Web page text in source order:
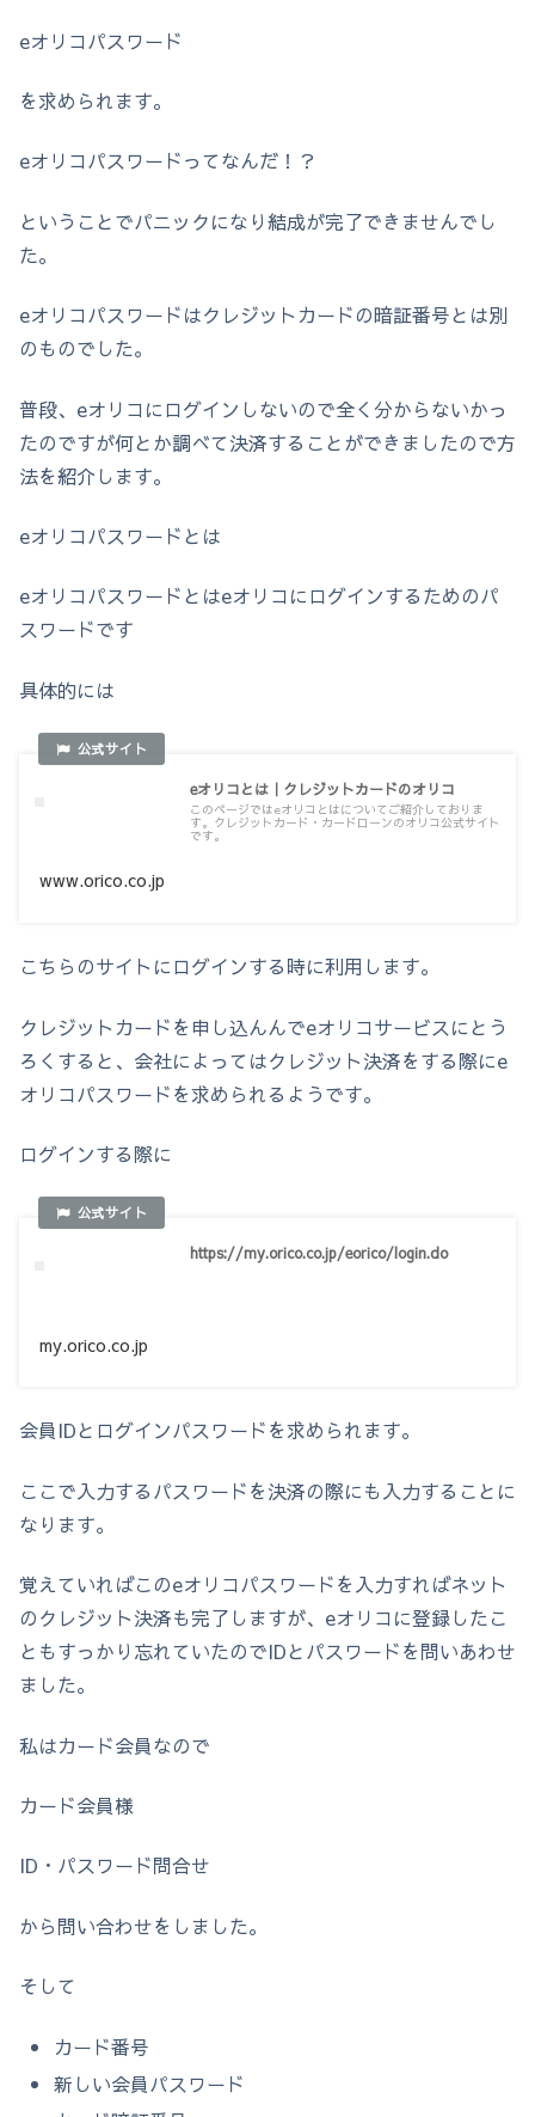
eオリコパスワード
を求められます。
eオリコパスワードってなんだ！？
ということでパニックになり結成が完了できませんでし
た。
eオリコパスワードはクレジットカードの暗証番号とは別
のものでした。
普段、eオリコにログインしないので全く分からないかっ
たのですが何とか調べて決済することができましたので方
法を紹介します。
eオリコパスワードとは
eオリコパスワードとはeオリコにログインするためのパ
スワードです
具体的には
eオリコとは｜クレジットカードのオリコ
このページではeオリコとはについてご紹介しておりま
す。クレジットカード・カードローンのオリコ公式サイト
です。
www.orico.co.jp
こちらのサイトにログインする時に利用します。
クレジットカードを申し込んんでeオリコサービスにとう
ろくすると、会社によってはクレジット決済をする際にe
オリコパスワードを求められるようです。
ログインする際に
https://my.orico.co.jp/eorico/login.do
my.orico.co.jp
会員IDとログインパスワードを求められます。
ここで入力するパスワードを決済の際にも入力することに
なります。
覚えていればこのeオリコパスワードを入力すればネット
のクレジット決済も完了しますが、eオリコに登録したこ
ともすっかり忘れていたのでIDとパスワードを問いあわせ
ました。
私はカード会員なので
カード会員様
ID・パスワード問合せ
から問い合わせをしました。
そして
カード番号
新しい会員パスワード